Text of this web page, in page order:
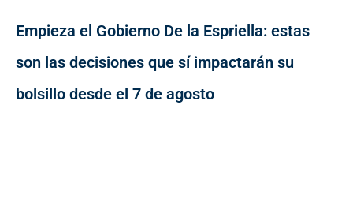
Empieza el Gobierno De la Espriella: estas
son las decisiones que sí impactarán su
bolsillo desde el 7 de agosto